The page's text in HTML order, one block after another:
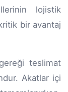
lojistik
bir avantaj
teslimat
Akatlar içi